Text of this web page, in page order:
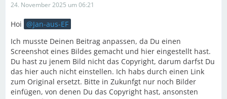
24. November 2025 um 06:21
Hoi
Jan-aus-EF
Ich musste Deinen Beitrag anpassen, da Du einen
Screenshot eines Bildes gemacht und hier eingestellt hast.
Du hast zu jenem Bild nicht das Copyright, darum darfst Du
das hier auch nicht einstellen. Ich habs durch einen Link
zum Original ersetzt. Bitte in Zukunfgt nur noch Bilder
einfügen, von denen Du das Copyright hast, ansonsten